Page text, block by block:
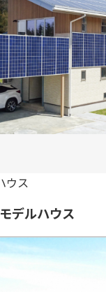
ウス
デルハウス